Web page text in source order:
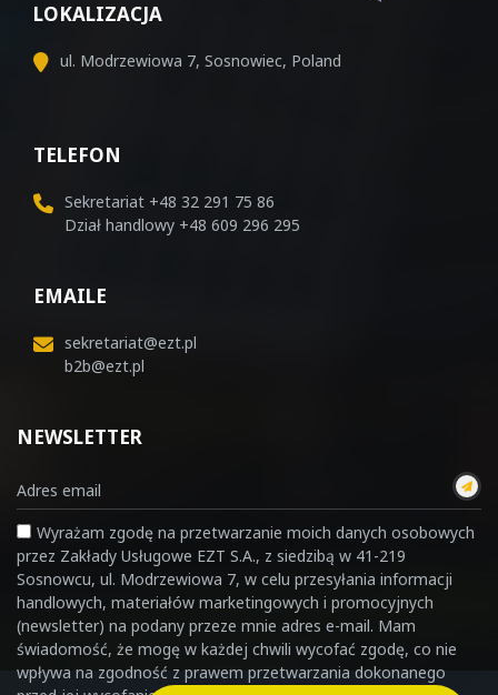
LOKALIZACJA
ul. Modrzewiowa 7, Sosnowiec, Poland
TELEFON
Sekretariat +48 32 291 75 86
Dział handlowy +48 609 296 295
EMAILE
sekretariat@ezt.pl
b2b@ezt.pl
NEWSLETTER
Wyrażam zgodę na przetwarzanie moich danych osobowych
przez Zakłady Usługowe EZT S.A., z siedzibą w 41-219
Sosnowcu, ul. Modrzewiowa 7, w celu przesyłania informacji
handlowych, materiałów marketingowych i promocyjnych
(newsletter) na podany przeze mnie adres e-mail. Mam
świadomość, że mogę w każdej chwili wycofać zgodę, co nie
wpływa na zgodność z prawem przetwarzania dokonanego